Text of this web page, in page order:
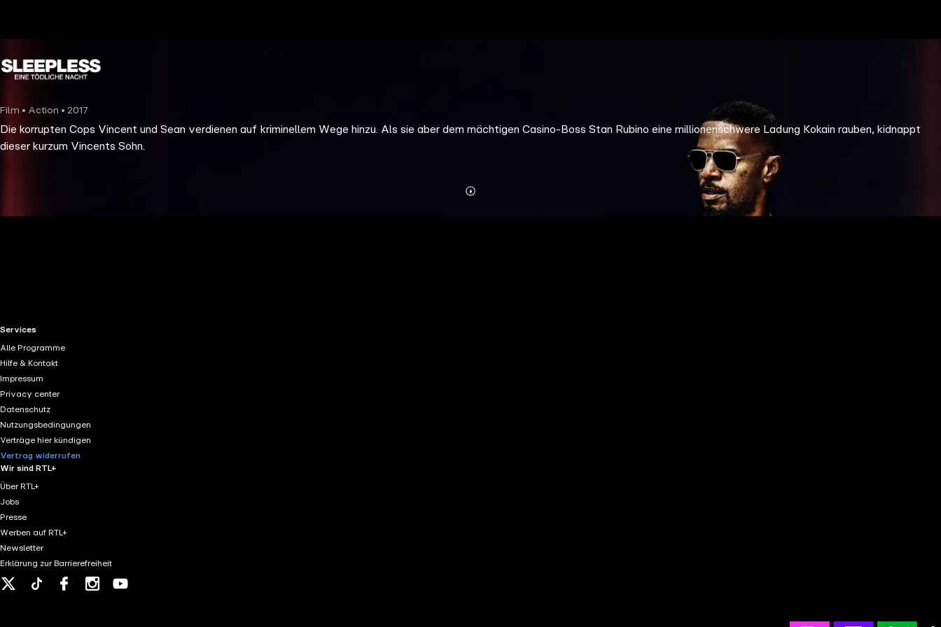
page
Film • Action • 2017
Die korrupten Cops Vincent und Sean verdienen auf kriminellem Wege hinzu. Als sie aber dem mächtigen Casino-Boss Stan Rubino eine millionenschwere Ladung Kokain rauben, kidnappt
dieser kurzum Vincents Sohn.
Mehr
RTL+ useful links.
Services
Alle Programme
Hilfe & Kontakt
Impressum
Privacy center
Datenschutz
Nutzungsbedingungen
Verträge hier kündigen
Vertrag widerrufen
Wir sind RTL+
Über RTL+
Jobs
Presse
Werben auf RTL+
Newsletter
Erklärung zur Barrierefreiheit
Tiktok FacebookInstagram